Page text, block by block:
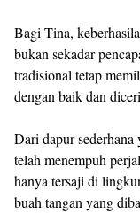
Bagi Tina,
bukan sekadar
tradisional tetap
dengan baik dan
Dari dapur
telah menempuh
hanya tersaji di
buah tangan yang